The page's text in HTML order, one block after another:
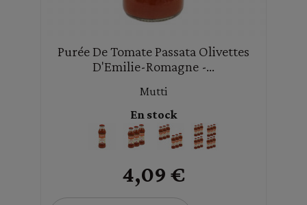
Purée De Tomate Passata Olivettes
D'Emilie-Romagne -...
Mutti
En stock
4,09 €